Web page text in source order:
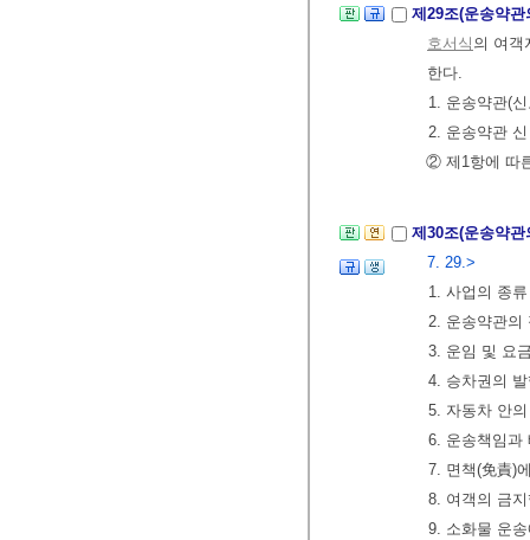
제29조(운송약
호서식 의 여객
한다.
1. 운송약관(
2. 운송약관
② 제1항에 따
제30조(운송약
7. 29.>
1. 사업의 종류
2. 운송약관의
3. 운임 및 요
4. 승차권의
5. 자동차 안
6. 운송책임과
7. 면책(免責)
8. 여객의 금
9. 소화물 운